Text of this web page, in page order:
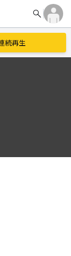
search
続再生